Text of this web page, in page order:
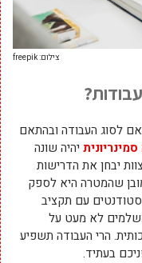
צילום: freepik
לסוג העבודה ובהתאם
יהיה שונה
יבחן את הדרישות
שהמטרה היא לספק
עם תקציב
לא מעט על
הרי העבודה תשפיע
בעתיד.